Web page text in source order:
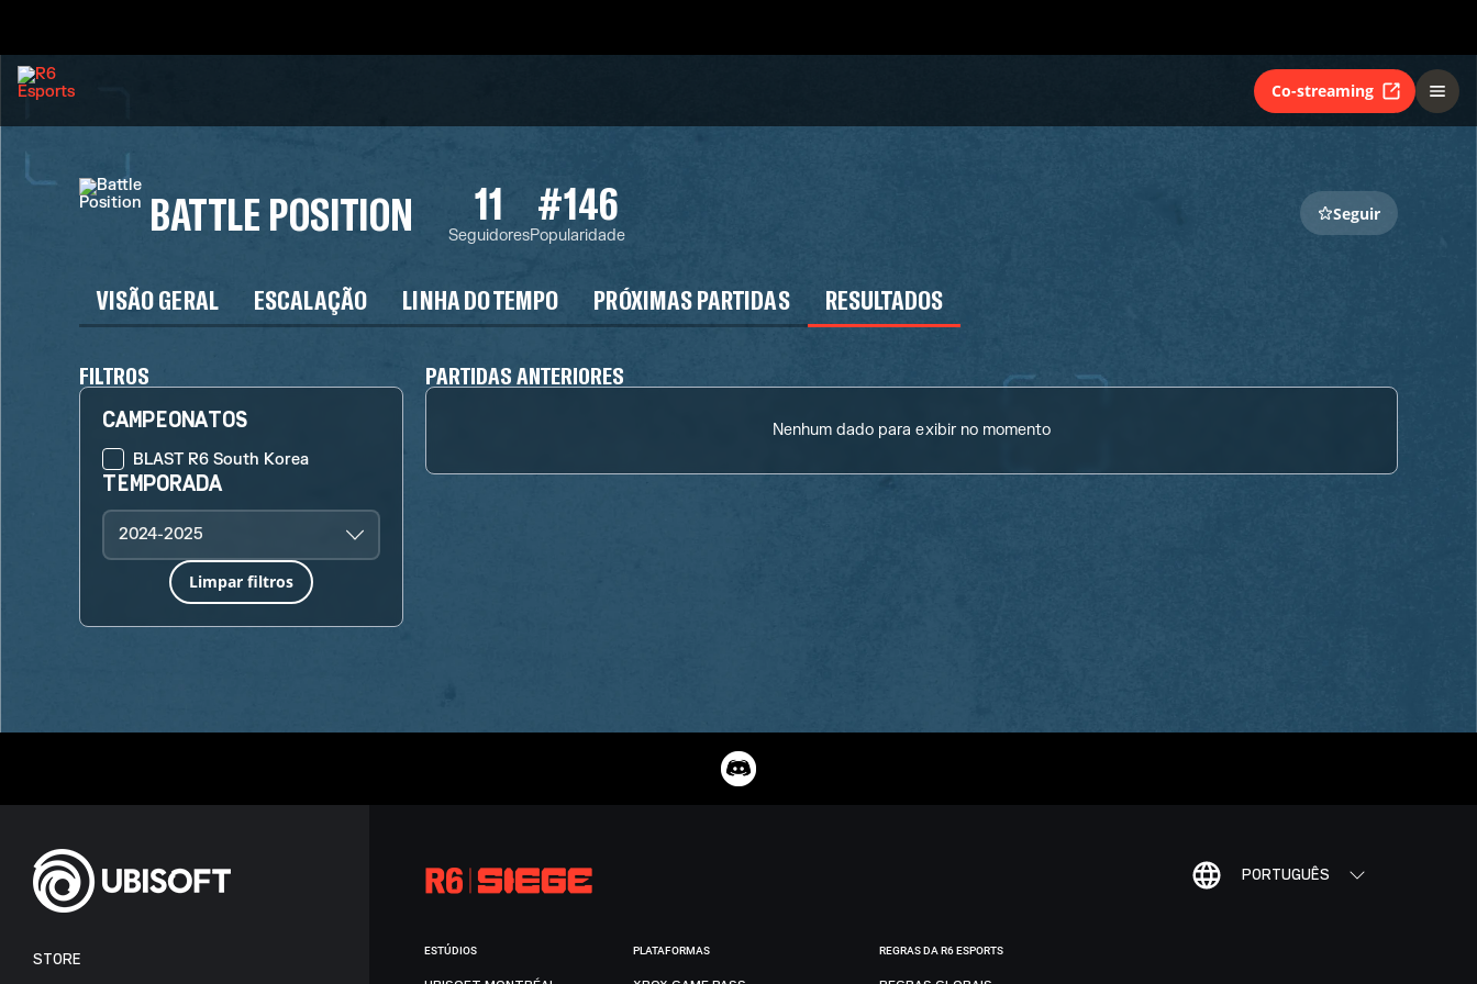
Co-streaming
BATTLE POSITION 11
Seguidores
#146
Popularidade
Seguir
VISÃO GERAL ESCALAÇÃO LINHA DO TEMPO PRÓXIMAS PARTIDAS RESULTADOS
FILTROS
CAMPEONATOS
BLAST R6 South Korea
TEMPORADA
2024-2025
Limpar filtros
PARTIDAS ANTERIORES
Nenhum dado para exibir no momento
PORTUGUÊS
STORE
ESTÚDIOS PLATAFORMAS REGRAS DA R6 ESPORTS